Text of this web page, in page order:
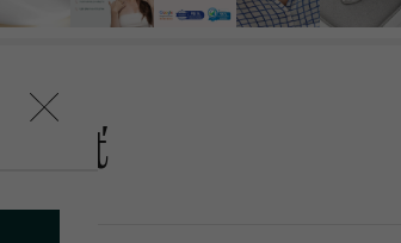
páčiť